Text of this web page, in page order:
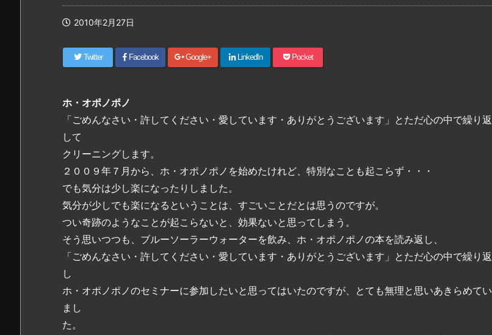
2010年2月27日
Twitter Facebook Google+ LinkedIn Pocket
ホ・オポノポノ
「ごめんなさい・許してください・愛しています・ありがとうございます」とただ心の中で繰り返
して
クリーニングします。
２００９年７月から、ホ・オポノポノを始めたけれど、特別なことも起こらず・・・
でも気分は少し楽になったりしました。
気分が少しでも楽になるということは、すごいことだとは思うのですが。
つい奇跡のようなことが起こらないと、効果ないと思ってしまう。
そう思いつつも、ブルーソーラーウォーターを飲み、ホ・オポノポノの本を読み返し、
「ごめんなさい・許してください・愛しています・ありがとうございます」とただ心の中で繰り返
し
ホ・オポノポノのセミナーに参加したいと思ってはいたのですが、とても無理と思いあきらめてい
まし
た。